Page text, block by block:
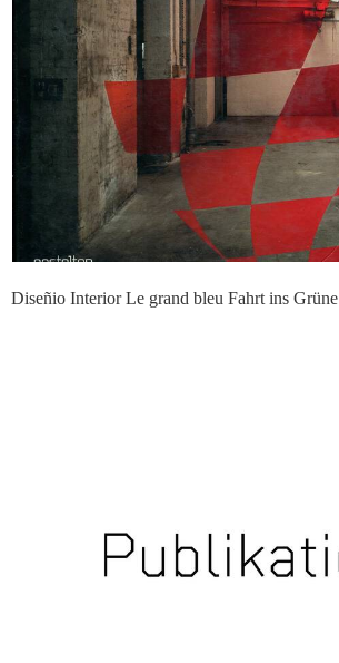
Diseñio Interior Le grand bleu Fahrt ins Grüne